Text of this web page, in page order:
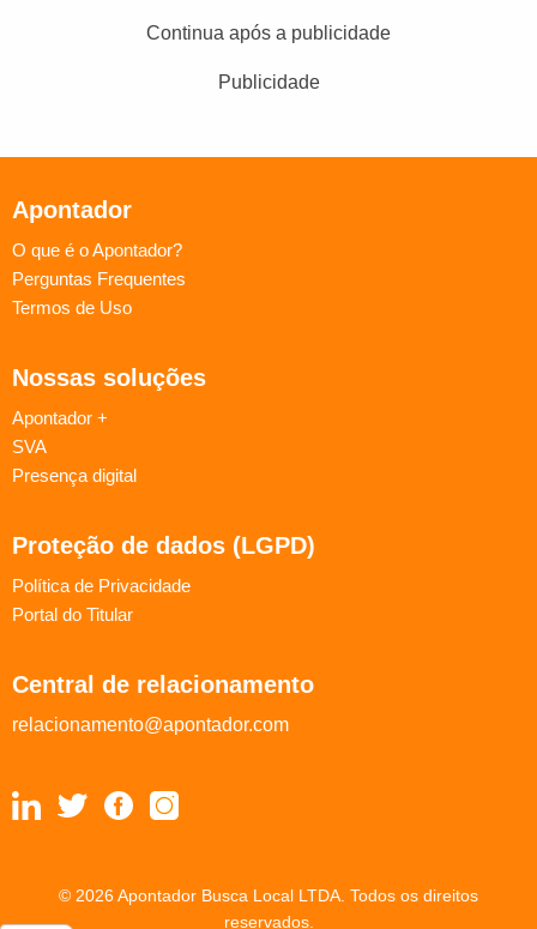
Continua após a publicidade
Publicidade
Apontador
O que é o Apontador?
Perguntas Frequentes
Termos de Uso
Nossas soluções
Apontador +
SVA
Presença digital
Proteção de dados (LGPD)
Política de Privacidade
Portal do Titular
Central de relacionamento
relacionamento@apontador.com
© 2026 Apontador Busca Local LTDA. Todos os direitos
reservados.